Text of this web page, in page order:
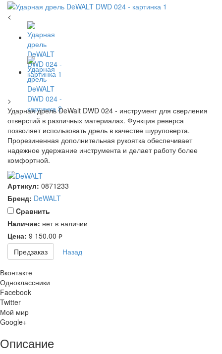
<
>
Ударная дрель DeWalt DWD 024 - инструмент для сверления
отверстий в различных материалах. Функция реверса
позволяет использовать дрель в качестве шуруповерта.
Прорезиненная дополнительная рукоятка обеспечивает
надежное удержание инструмента и делает работу более
комфортной.
Артикул: 0871233
Бренд: DeWALT
Cравнить
Наличие: нет в наличии
Цена: 9 150.00 руб.
Предзаказ Назад
Вконтакте
Одноклассники
Facebook
Twitter
Мой мир
Google+
Описание